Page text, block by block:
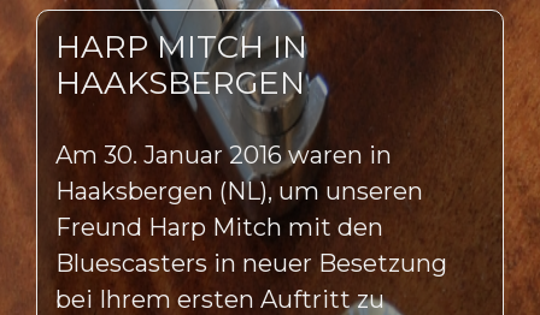
HARP MITCH IN
HAAKSBERGEN
Am 30. Januar 2016 waren in
Haaksbergen (NL), um unseren
Freund Harp Mitch mit den
Bluescasters in neuer Besetzung
bei Ihrem ersten Auftritt zu